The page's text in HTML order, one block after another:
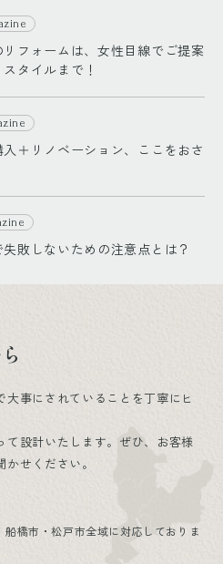
フォームは、女性目線でご提案
タイルまで！
＋リノベーション、ここをおさ
失敗しないための注意点とは？
事にされていることを丁寧にヒ
て設計いたします。ぜひ、お客様
せください。
橋市・松戸市全域に対応しておりま